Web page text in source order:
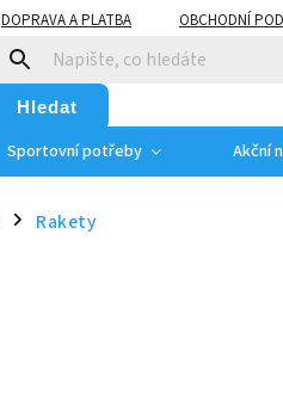
DOPRAVA A PLATBA OBCHODNÍ
Hledat
Sportovní potřeby Akční
/ Rakety